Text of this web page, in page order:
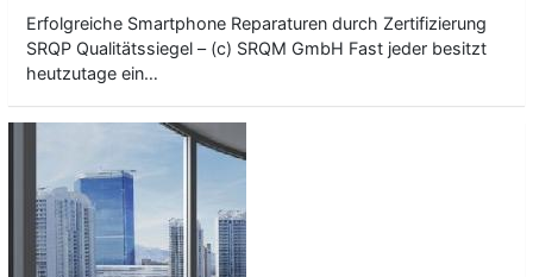
Erfolgreiche Smartphone Reparaturen durch Zertifizierung
SRQP Qualitätssiegel – (c) SRQM GmbH Fast jeder besitzt
heutzutage ein…